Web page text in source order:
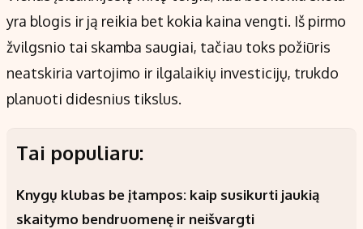
yra blogis ir ją reikia bet kokia kaina vengti. Iš pirmo
žvilgsnio tai skamba saugiai, tačiau toks požiūris
neatskiria vartojimo ir ilgalaikių investicijų, trukdo
planuoti didesnius tikslus.
Tai populiaru:
Knygų klubas be įtampos: kaip susikurti jaukią
skaitymo bendruomenę ir neišvargti